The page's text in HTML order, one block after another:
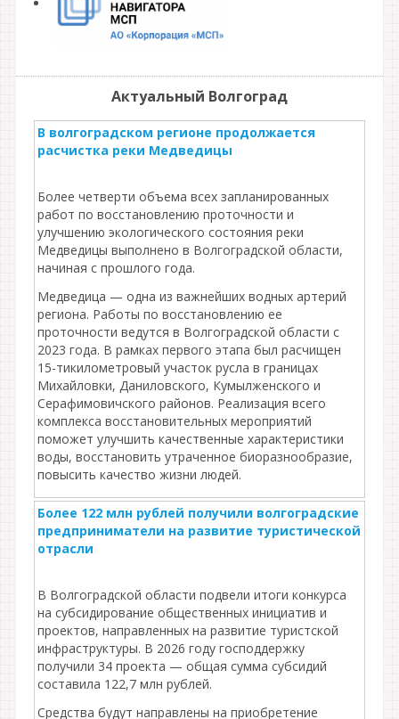
Актуальный Волгоград
В волгоградском регионе продолжается
расчистка реки Медведицы
Более четверти объема всех запланированных
работ по восстановлению проточности и
улучшению экологического состояния реки
Медведицы выполнено в Волгоградской области,
начиная с прошлого года.
Медведица — одна из важнейших водных артерий
региона. Работы по восстановлению ее
проточности ведутся в Волгоградской области с
2023 года. В рамках первого этапа был расчищен
15-тикилометровый участок русла в границах
Михайловки, Даниловского, Кумылженского и
Серафимовичского районов. Реализация всего
комплекса восстановительных мероприятий
поможет улучшить качественные характеристики
воды, восстановить утраченное биоразнообразие,
повысить качество жизни людей.
Более 122 млн рублей получили волгоградские
предприниматели на развитие туристической
отрасли
В Волгоградской области подвели итоги конкурса
на субсидирование общественных инициатив и
проектов, направленных на развитие туристской
инфраструктуры. В 2026 году господдержку
получили 34 проекта — общая сумма субсидий
составила 122,7 млн рублей.
Средства будут направлены на приобретение